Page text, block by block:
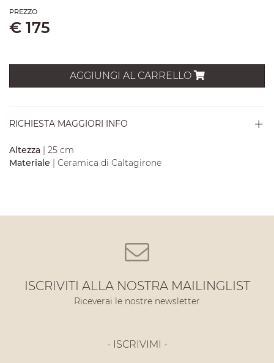
PREZZO
€ 175
AGGIUNGI AL CARRELLO
RICHIESTA MAGGIORI INFO
Altezza | 25 cm
Materiale | Ceramica di Caltagirone
ISCRIVITI ALLA NOSTRA MAILINGLIST
Riceverai le nostre newsletter
- ISCRIVIMI -